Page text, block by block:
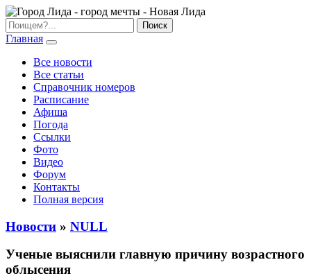
Главная
Все новости
Все статьи
Справочник номеров
Расписание
Афиша
Погода
Ссылки
Фото
Видео
Форум
Контакты
Полная версия
Новости » NULL
Ученые выяснили главную причину возрастного
облысения